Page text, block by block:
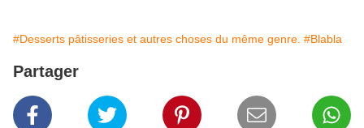
#Desserts pâtisseries et autres choses du même genre. #Blabla
Partager